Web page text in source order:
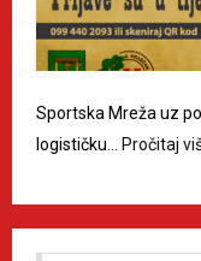
Sportska Mreža uz
logističku… Pročitaj